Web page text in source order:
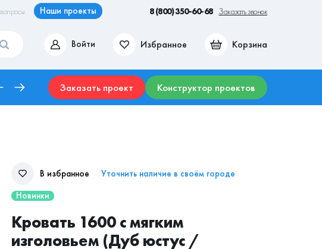
Наши проекты 8 (800) 350-60-68 Заказать звонок
Войти Избранное Корзина
Рабочие места Гостиные Прихожие Столы
Заказать проект Конструктор проектов
В избранное
Уточнить наличие в своём городе
Новинки
Кровать 1600 с мягким
изголовьем (Дуб юстус /